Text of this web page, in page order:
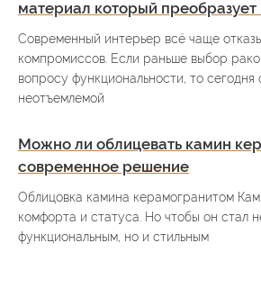
материал который
Современный интерьер всё чаще
компромиссов. Если раньше выбор
вопросу функциональности, то сегодня
неотъемлемой
Можно ли облицевать камин
современное решение
Облицовка камина керамогранитом
комфорта и статуса. Но чтобы он стал
функциональным, но и стильным